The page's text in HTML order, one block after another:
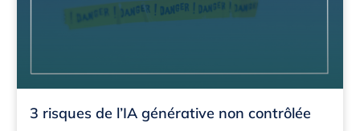
3 risques de l’IA générative non contrôlée